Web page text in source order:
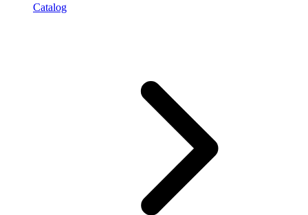
Catalog